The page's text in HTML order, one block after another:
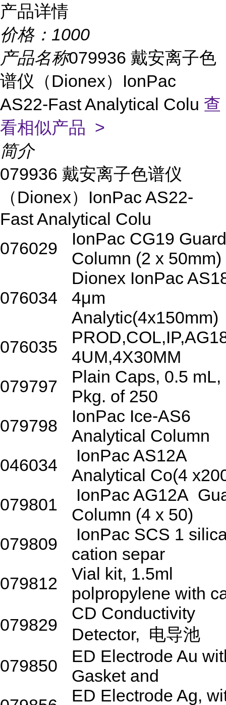
产品详情
价格： 1000
产品名称079936 戴安离子色
谱仪（Dionex）IonPac
AS22-Fast Analytical Colu 查
看相似产品 >
简介
079936 戴安离子色谱仪
（Dionex）IonPac AS22-
Fast Analytical Colu
076029
IonPac CG19 Guard
Column (2 x 50mm)
076034
Dionex IonPac
4μm
Analytic(4x150mm)
076035
4UM,4X30MM
079797
Plain Caps, 0.5 mL,
Pkg. of 250
079798
IonPac Ice-AS6
Analytical Column
046034
IonPac AS12A
Analytical Co(4
079801
IonPac AG12A
Column (4 x 50)
079809
IonPac SCS 1
cation separ
079812
Vial kit, 1.5ml
polpropylene with
079829
CD Conductivity
Detector, 电导池
079850
ED Electrode Au
Gasket and
ED Electrode Ag,